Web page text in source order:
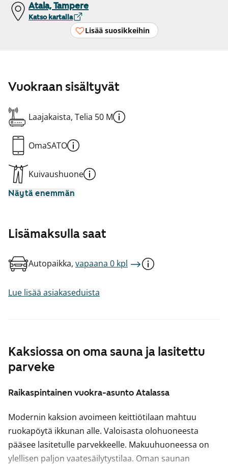
Atala, Tampere
Katso kartalla
Lisää suosikkeihin
Kaksiossa on oma sauna ja lasitettu
parveke
Raikaspintainen vuokra-asunto Atalassa
Modernin kaksion avoimeen keittiötilaan mahtuu
ruokapöytä ikkunan alle. Valoisasta olohuoneesta
pääsee lasitetulle parvekkeelle. Makuuhuoneessa on
ylellisen paljon vaatesäilytystilaa. Oman saunan
Vuokraan sisältyvät
Laajakaista, Telia 50 M
OmaSATO
Kuivaushuone
Näytä enemmän
Lisämaksulla saat
Autopaikka, vapaana 0 kpl
Lue lisää asiakaseduista